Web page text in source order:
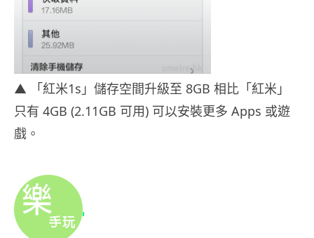
▲ 「紅米1s」儲存空間升級至 8GB 相比「紅米」
只有 4GB (2.11GB 可用) 可以安裝更多 Apps 或遊
戲。